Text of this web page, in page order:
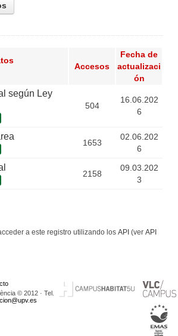
Accesos
Fecha de
actualizaci
ón
según Ley
504
16.06.202
6
1653
02.06.202
6
2158
09.03.202
3
a este registro utilizando los API (ver API
© 2012 · Tel.